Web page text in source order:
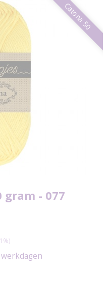
Catona 50
gram - 077